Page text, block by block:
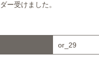
ー受けました。
or_29